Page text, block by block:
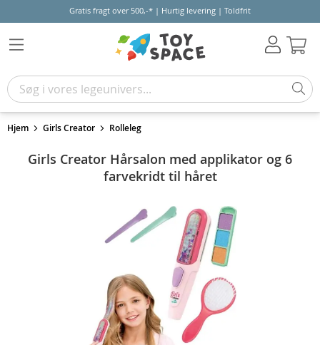
Gratis fragt over 500,-* | Hurtig levering | Toldfrit
Hjem Girls Creator Rolleleg
Girls Creator Hårsalon med applikator og 6
farvekridt til håret